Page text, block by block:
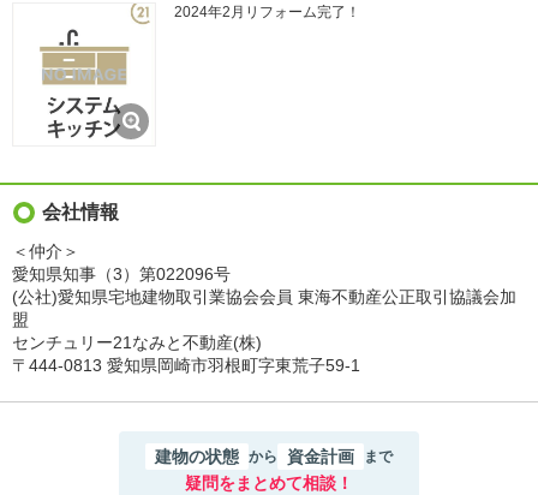
2024年2月リフォーム完了！
会社情報
＜仲介＞
愛知県知事（3）第022096号
(公社)愛知県宅地建物取引業協会会員 東海不動産公正取引協議会加
盟
センチュリー21なみと不動産(株)
〒444-0813 愛知県岡崎市羽根町字東荒子59‐1
建物の状態 から 資金計画 まで
疑問をまとめて相談！